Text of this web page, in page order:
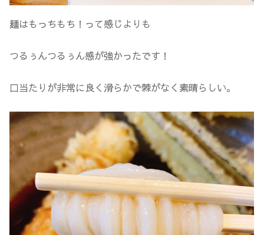
麺はもっちもち！って感じよりも
つるぅんつるぅん感が強かったです！
口当たりが非常に良く滑らかで棘がなく素晴らしい。